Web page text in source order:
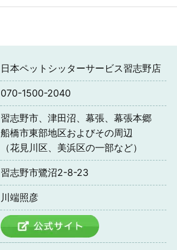
日本ペットシッターサービス習志野店
070-1500-2040
習志野市、津田沼、幕張、幕張本郷
船橋市東部地区およびその周辺
（花見川区、美浜区の一部など）
習志野市鷺沼2-8-23
川端照彦